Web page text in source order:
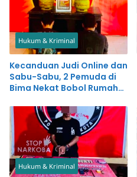
Hukum & Kriminal
Kecanduan Judi Online dan
Sabu-Sabu, 2 Pemuda di
Bima Nekat Bobol Rumah
Hukum & Kriminal